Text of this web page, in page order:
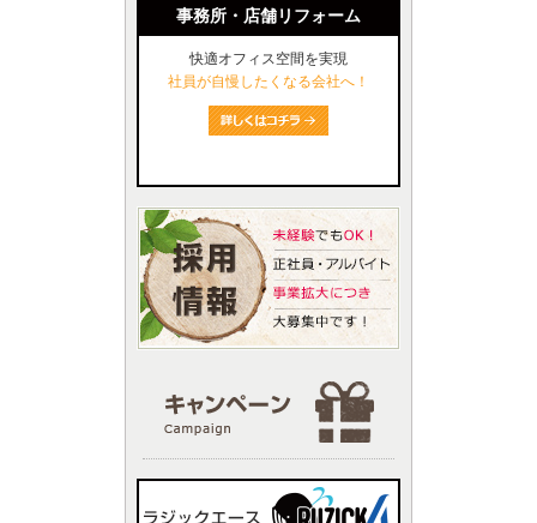
事務所・店舗リフォーム
快適オフィス空間を実現
社員が自慢したくなる会社へ！